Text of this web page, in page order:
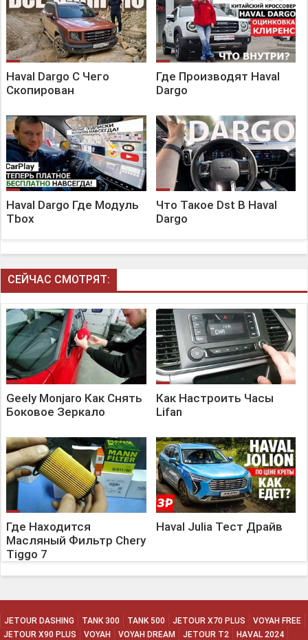
Haval Dargo С Чего
Скопирован
Где Производят Haval
Dargo
Haval Dargo Где Модуль
Tbox
Что Такое Dst В Haval
Dargo
СЕЙЧАС СМОТРЯТ:
Geely Monjaro Как Снять
Боковое Зеркало
Как Настроить Часы
Lifan
Где Находится
Масляный Фильтр Chery
Tiggo 7
Haval Julia Тест Драйв
JETOUR DASHING TANK 300 TANK 500 JETOUR X70 PLUS
VOYAH FREE
JETOUR X90 PLUS
VOYAH VOYAH DREAM JETOUR T2 HAVAL 2024